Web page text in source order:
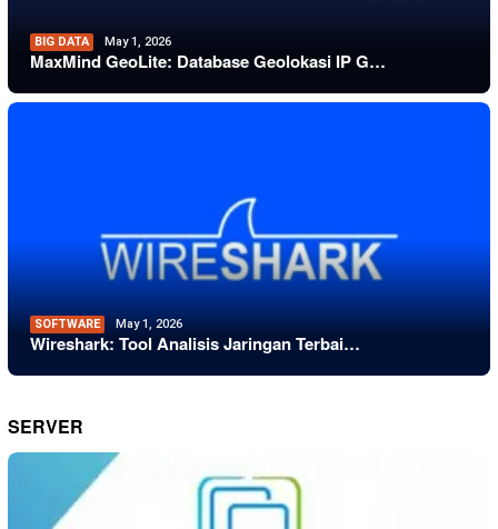
BIG DATA May 1, 2026
MaxMind GeoLite: Database Geolokasi IP G…
SOFTWARE May 1, 2026
Wireshark: Tool Analisis Jaringan Terbai…
SERVER